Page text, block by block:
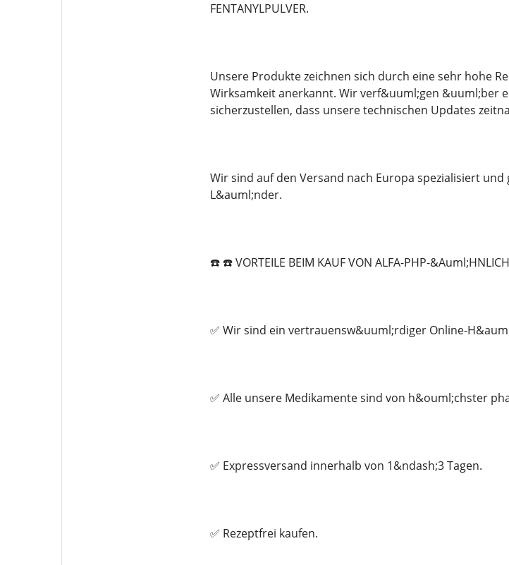
FENTANYLPULVER.
Unsere Produkte zeichnen sich durch eine sehr hohe
Wirksamkeit anerkannt. Wir verf&uuml;gen &uuml;ber
sicherzustellen, dass unsere technischen Updates
Wir sind auf den Versand nach Europa spezialisiert
L&auml;nder.
☎️ ☎️ VORTEILE BEIM KAUF VON ALFA-PHP-
✅ Wir sind ein vertrauensw&uuml;rdiger Online-
✅ Alle unsere Medikamente sind von h&ouml;chster
✅ Expressversand innerhalb von 1&ndash;3 Tagen.
✅ Rezeptfrei kaufen.